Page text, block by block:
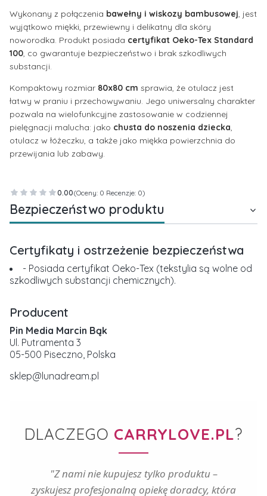
Wykonany z połączenia bawełny i wiskozy bambusowej, jest
wyjątkowo miękki, przewiewny i delikatny dla skóry
noworodka. Produkt posiada certyfikat Oeko-Tex Standard
100, co gwarantuje bezpieczeństwo i brak szkodliwych
substancji.
Kompaktowy rozmiar 80x80 cm sprawia, że otulacz jest
łatwy w praniu i przechowywaniu. Jego uniwersalny charakter
pozwala na wielofunkcyjne zastosowanie w codziennej
pielęgnacji malucha: jako chusta do noszenia dziecka,
otulacz w łóżeczku, a także jako miękka powierzchnia do
przewijania lub zabawy.
0.00(Oceny: 0 Recenzje: 0)
Bezpieczeństwo produktu
Certyfikaty i ostrzeżenie bezpieczeństwa
- Posiada certyfikat Oeko-Tex (tekstylia są wolne od
szkodliwych substancji chemicznych).
Producent
Pin Media Marcin Bąk
Ul. Putramenta 3
05-500 Piseczno, Polska
sklep@lunadream.pl
DLACZEGO CARRYLOVE.PL?
"Z nami nie kupujesz tylko produktu –
zyskujesz profesjonalną opiekę doradcy, która